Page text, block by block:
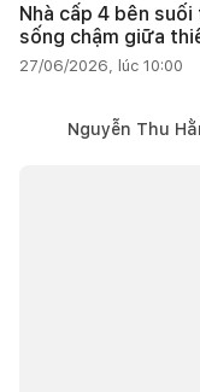
Nhà cấp 4 bên
sống chậm giữa
27/06/2026, lúc 10:00
Nguyễn Thu